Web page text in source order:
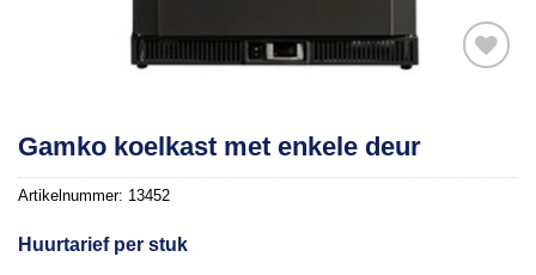
verlanglijst
Gamko koelkast met enkele deur
Artikelnummer: 13452
Huurtarief per stuk